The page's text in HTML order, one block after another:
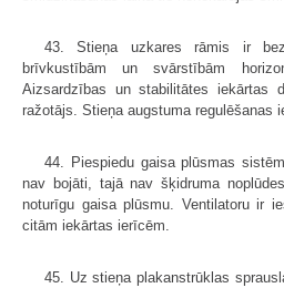
43. Stieņa uzkares rāmis ir bez
brīvkustībām un svārstībām
Aizsardzības un stabilitātes iekārtas
ražotājs. Stieņa augstuma regulēšanas
44. Piespiedu gaisa plūsmas
nav bojāti, tajā nav šķidruma
noturīgu gaisa plūsmu. Ventilatoru ir
citām iekārtas ierīcēm.
45. Uz stieņa plakanstrūklas